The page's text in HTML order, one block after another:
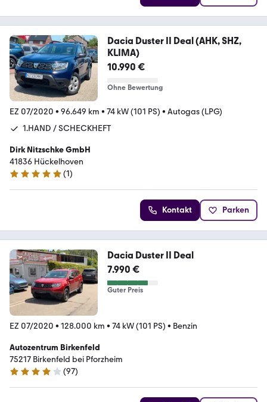
Dacia Duster II Deal (AHK, SHZ,
KLIMA)
10.990 €
Ohne Bewertung
EZ 07/2020 • 96.649 km • 74 kW (101 PS) • Autogas (LPG)
1.HAND / SCHECKHEFT
Dirk Nitzschke GmbH
41836 Hückelhoven
5 Sterne
(1)
Kontakt Parken
Dacia Duster II Deal
7.990 €
Guter Preis
EZ 07/2020 • 128.000 km • 74 kW (101 PS) • Benzin
Autozentrum Birkenfeld
75217 Birkenfeld bei Pforzheim
4 Sterne
(97)